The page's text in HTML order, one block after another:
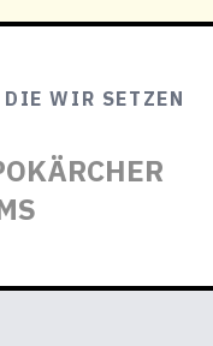
DIE WIR SETZEN
KÄRCHER